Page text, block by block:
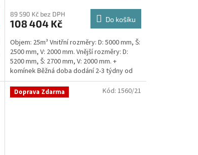
produktu
je
z
5
hvězdiček.
89 590 Kč bez DPH
108 404 Kč Do košíku
Objem: 25m³ Vnitřní rozměry: D: 5000 mm, Š:
2500 mm, V: 2000 mm. Vnější rozměry: D:
5200 mm, Š: 2700 mm, V: 2000 mm. +
komínek Běžná doba dodání 2-3 týdny od
objednávky....
Doprava Zdarma Kód: 1560/21